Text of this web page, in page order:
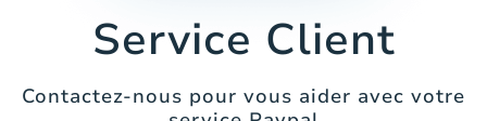
Service Client
Contactez-nous pour vous aider avec votre